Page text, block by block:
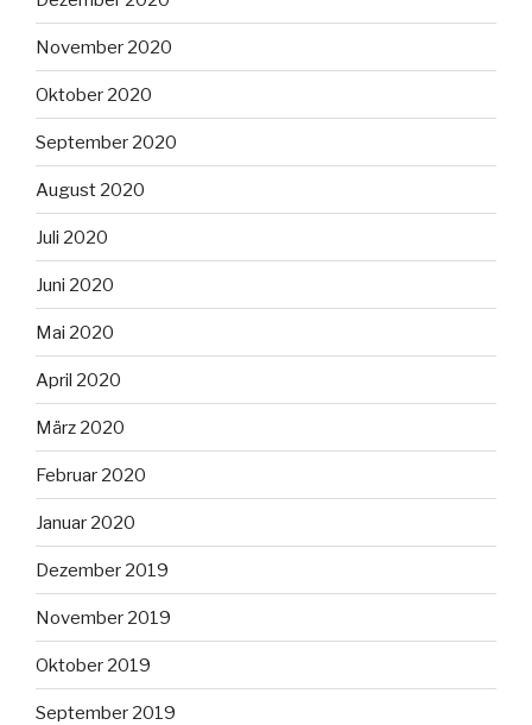
November 2020
Oktober 2020
September 2020
August 2020
Juli 2020
Juni 2020
Mai 2020
April 2020
März 2020
Februar 2020
Januar 2020
Dezember 2019
November 2019
Oktober 2019
September 2019